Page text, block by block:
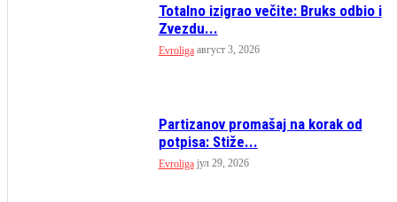
Totalno izigrao večite: Bruks odbio i
Zvezdu...
Evroliga август 3, 2026
Partizanov promašaj na korak od
potpisa: Stiže...
Evroliga јул 29, 2026